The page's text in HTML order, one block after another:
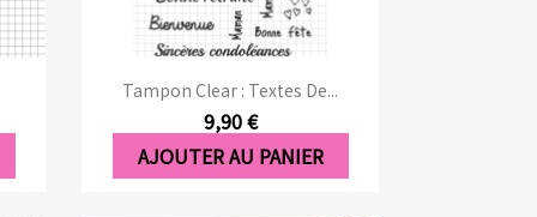
Tampon Clear : Textes De...
9,90 €
AJOUTER AU PANIER
Aperçu rapide